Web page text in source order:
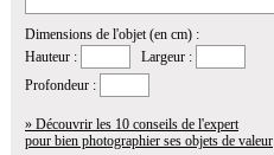
Dimensions de l'objet (en cm) :
Hauteur :
Largeur :
Profondeur :
» Découvrir les 10 conseils de l'expert
pour bien photographier ses objets de valeur